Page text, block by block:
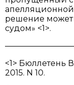
решение может
судом» <1>.
<1> Бюллетень
2015. N 10.